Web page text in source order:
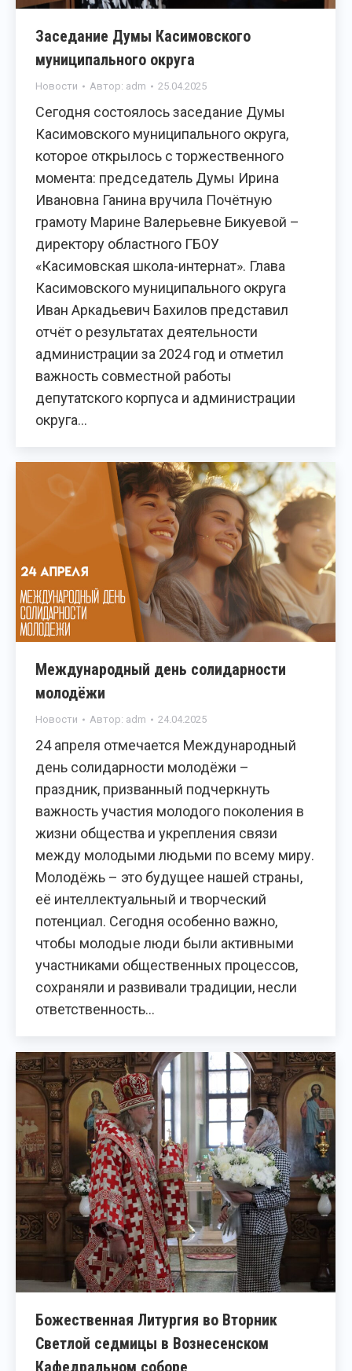
Заседание Думы Касимовского
муниципального округа
Новости Автор: adm 25.04.2025
Сегодня состоялось заседание Думы
Касимовского муниципального округа,
которое открылось с торжественного
момента: председатель Думы Ирина
Ивановна Ганина вручила Почётную
грамоту Марине Валерьевне Бикуевой –
директору областного ГБОУ
«Касимовская школа-интернат». Глава
Касимовского муниципального округа
Иван Аркадьевич Бахилов представил
отчёт о результатах деятельности
администрации за 2024 год и отметил
важность совместной работы
депутатского корпуса и администрации
округа…
Международный день солидарности
молодёжи
Новости Автор: adm 24.04.2025
24 апреля отмечается Международный
день солидарности молодёжи –
праздник, призванный подчеркнуть
важность участия молодого поколения в
жизни общества и укрепления связи
между молодыми людьми по всему миру.
Молодёжь – это будущее нашей страны,
её интеллектуальный и творческий
потенциал. Сегодня особенно важно,
чтобы молодые люди были активными
участниками общественных процессов,
сохраняли и развивали традиции, несли
ответственность…
Божественная Литургия во Вторник
Светлой седмицы в Вознесенском
Кафедральном соборе